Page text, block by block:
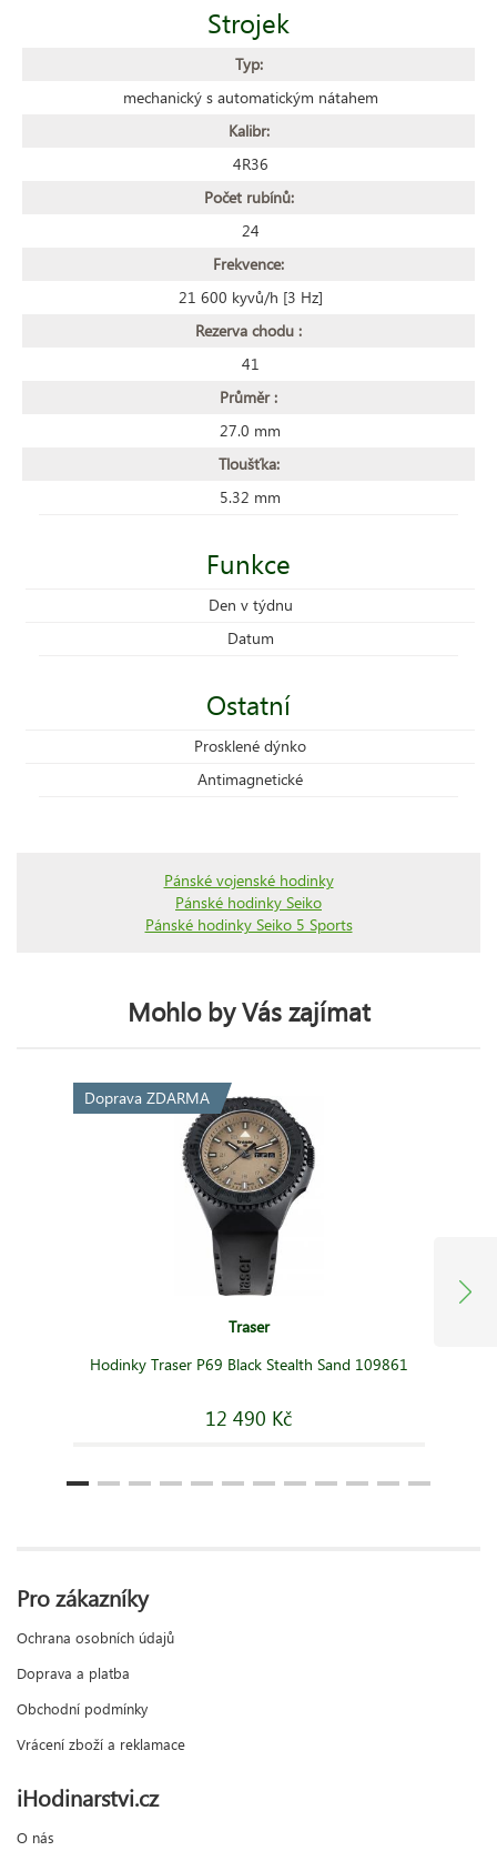
Strojek
Typ:
mechanický s automatickým nátahem
Kalibr:
4R36
Počet rubínů:
24
Frekvence:
21 600 kyvů/h [3 Hz]
Rezerva chodu :
41
Průměr :
27.0 mm
Tloušťka:
5.32 mm
Funkce
Den v týdnu
Datum
Ostatní
Prosklené dýnko
Antimagnetické
Pánské vojenské hodinky
Pánské hodinky Seiko
Pánské hodinky Seiko 5 Sports
Mohlo by Vás zajímat
Doprava ZDARMA
Traser
Hodinky Traser P69 Black Stealth Sand 109861
12 490 Kč
Pro zákazníky
Ochrana osobních údajů
Doprava a platba
Obchodní podmínky
Vrácení zboží a reklamace
iHodinarstvi.cz
O nás